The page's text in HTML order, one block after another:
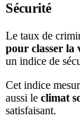
Sécurité
Le taux de
pour classer la
un indice de
Cet indice
aussi le climat
satisfaisant.